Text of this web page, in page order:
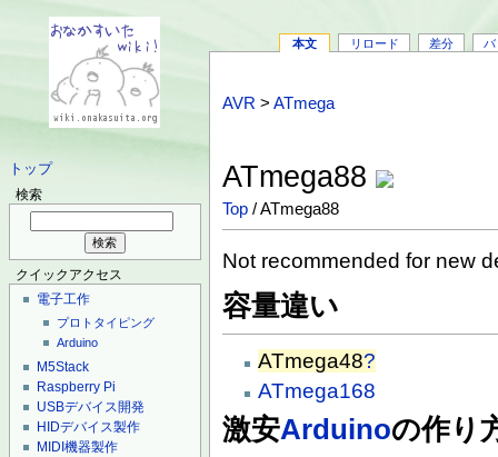
トップ
検索
クイックアクセス
電子工作
プロトタイピング
Arduino
M5Stack
Raspberry Pi
USBデバイス開発
HIDデバイス製作
MIDI機器製作
本文 リロード 差分 バ
AVR >ATmega
ATmega88
Top / ATmega88
Not recommended for new
容量違い
ATmega48?
ATmega168
激安Arduinoの作り